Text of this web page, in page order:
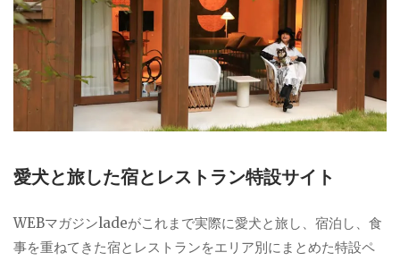
愛犬と旅した宿とレストラン特設サイト
WEBマガジンladeがこれまで実際に愛犬と旅し、宿泊し、食
事を重ねてきた宿とレストランをエリア別にまとめた特設ペ